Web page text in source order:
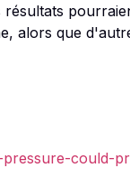
alors que
could-